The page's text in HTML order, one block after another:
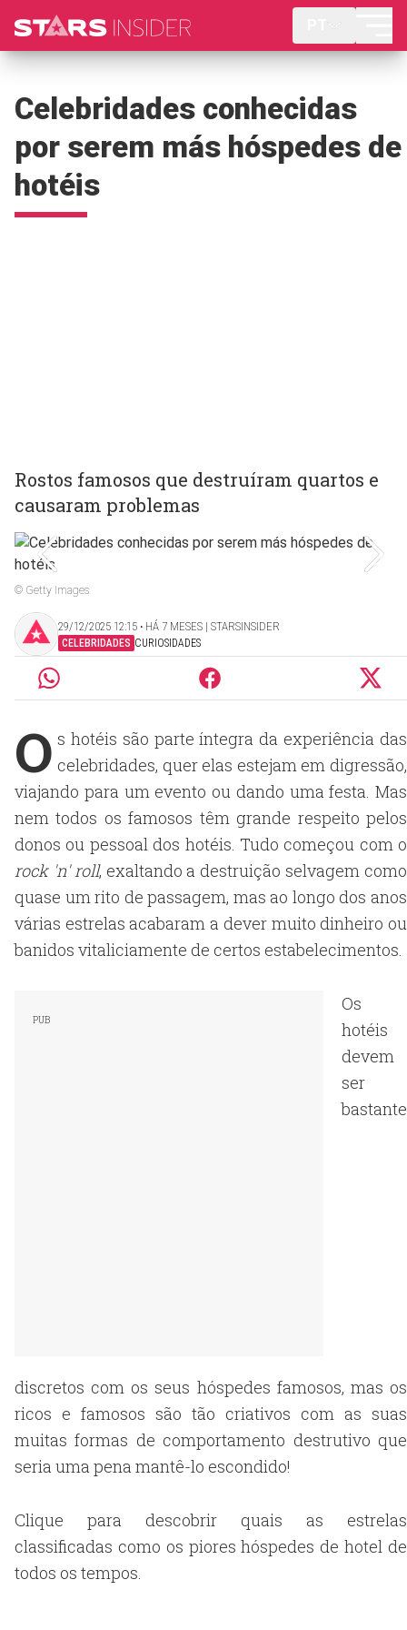
Celebridades conhecidas
por serem más hóspedes de
hotéis
Rostos famosos que destruíram quartos e
causaram problemas
© Getty Images
29/12/2025 12:15 ‧ HÁ 7 MESES | STARSINSIDER
CELEBRIDADES CURIOSIDADES
O s hotéis são parte íntegra da experiência das
celebridades, quer elas estejam em digressão,
viajando para um evento ou dando uma festa. Mas
nem todos os famosos têm grande respeito pelos
donos ou pessoal dos hotéis. Tudo começou com o
rock 'n' roll, exaltando a destruição selvagem como
quase um rito de passagem, mas ao longo dos anos
várias estrelas acabaram a dever muito dinheiro ou
banidos vitaliciamente de certos estabelecimentos.
Os
hotéis
devem
ser
bastante
discretos com os seus hóspedes famosos, mas os
ricos e famosos são tão criativos com as suas
muitas formas de comportamento destrutivo que
seria uma pena mantê-lo escondido!
Clique para descobrir quais as estrelas
classificadas como os piores hóspedes de hotel de
todos os tempos.